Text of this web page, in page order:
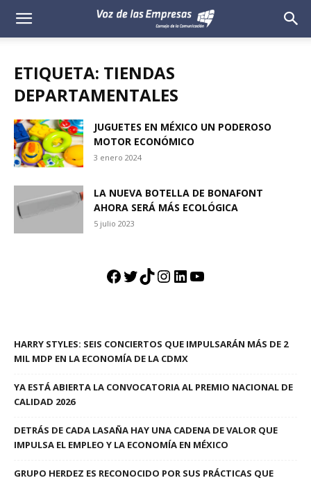
Voz
Empresas
ETIQUETA: TIENDAS
DEPARTAMENTALES
JUGUETES EN MÉXICO UN PODEROSO
MOTOR ECONÓMICO
3 enero 2024
LA NUEVA BOTELLA DE BONAFONT
AHORA SERÁ MÁS ECOLÓGICA
5 julio 2023
Facebook
Twitter
TikTok
Instagram
LinkedIn
YouTube
HARRY STYLES: SEIS CONCIERTOS QUE IMPULSARÁN MÁS DE 2
MIL MDP EN LA ECONOMÍA DE LA CDMX
YA ESTÁ ABIERTA LA CONVOCATORIA AL PREMIO NACIONAL DE
CALIDAD 2026
DETRÁS DE CADA LASAÑA HAY UNA CADENA DE VALOR QUE
IMPULSA EL EMPLEO Y LA ECONOMÍA EN MÉXICO
GRUPO HERDEZ ES RECONOCIDO POR SUS PRÁCTICAS QUE